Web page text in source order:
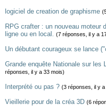
logiciel de creation de graphisme
RPG crafter : un nouveau moteur
ligne ou en local. (7 réponses, il y a
Un débutant courageux se lance
Grande enquête Nationale sur les
réponses, il y a 33 mois)
Interprété ou pas ? (3 réponses, il y a
Vieillerie pour de la créa 3D (6